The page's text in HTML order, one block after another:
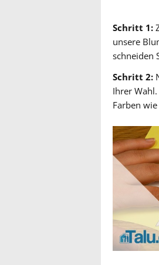
Schritt 1:
unsere
schneiden
Schritt 2:
Ihrer
Farben